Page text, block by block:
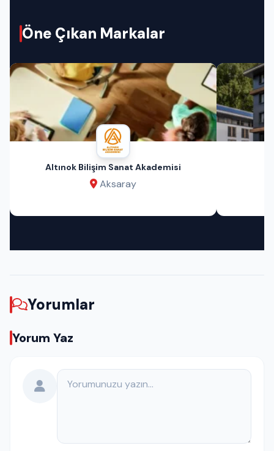
Öne Çıkan Markalar
Altınok Bilişim Sanat Akademisi
Aksaray
Yorumlar
Yorum Yaz
Yorumunuz